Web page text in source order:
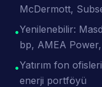
McDermott,
•Yenilenebilir:
bp, AMEA
•Yatırım fon
enerji portföyü